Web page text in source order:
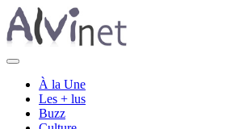
À la Une
Les + lus
Buzz